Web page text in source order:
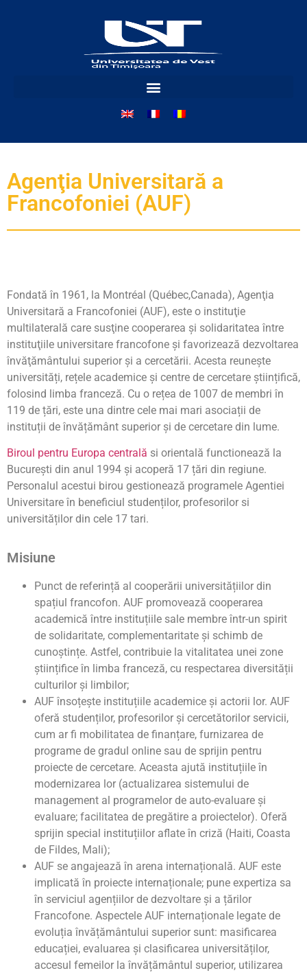
Agenţia Universitară a
Francofoniei (AUF)
Fondată în 1961, la Montréal (Québec,Canada), Agenţia
Universitară a Francofoniei (AUF), este o instituţie
multilaterală care susţine cooperarea şi solidaritatea între
instituţiile universitare francofone şi favorizează dezvoltarea
învăţământului superior şi a cercetării. Acesta reunește
universități, rețele academice și centre de cercetare științifică,
folosind limba franceză. Cu o rețea de 1007 de membri în
119 de țări, este una dintre cele mai mari asociații de
instituții de învățământ superior și de cercetare din lume.
Biroul pentru Europa centrală si orientală functionează la
București din anul 1994 și acoperă 17 țări din regiune.
Personalul acestui birou gestionează programele Agentiei
Universitare în beneficiul studenților, profesorilor si
universităților din cele 17 tari.
Misiune
Punct de referință al cooperării universitățiilor din
spațiul francofon. AUF promovează cooperarea
academică între instituțiile sale membre într-un spirit
de solidaritate, complementaritate și schimb de
cunoștințe. Astfel, contribuie la vitalitatea unei zone
științifice în limba franceză, cu respectarea diversității
culturilor și limbilor;
AUF însoțește instituțiile academice și actorii lor. AUF
oferă studenților, profesorilor și cercetătorilor servicii,
cum ar fi mobilitatea de finanțare, furnizarea de
programe de gradul online sau de sprijin pentru
proiecte de cercetare. Aceasta ajută instituțiile în
modernizarea lor (actualizarea sistemului de
management al programelor de auto-evaluare și
evaluare; facilitatea de pregătire a proiectelor). Oferă
sprijin special instituțiilor aflate în criză (Haiti, Coasta
de Fildes, Mali);
AUF se angajează în arena internațională. AUF este
implicată în proiecte internaționale; pune expertiza sa
în serviciul agențiilor de dezvoltare și a țărilor
Francofone. Aspectele AUF internaționale legate de
evoluția învățământului superior sunt: masificarea
educației, evaluarea și clasificarea universităților,
accesul femeilor la învățământul superior, utilizarea